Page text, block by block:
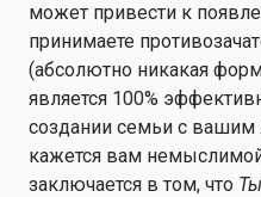
может привести к
принимаете
(абсолютно никакая
является 100%
создании семьи с
кажется вам
заключается в том, что